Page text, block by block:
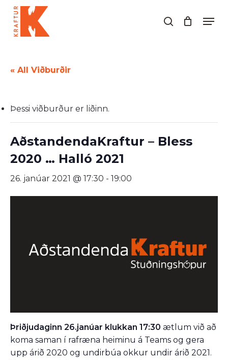
Skip
main
search
« All Viðburðir
Þessi viðburður er liðinn.
AðstandendaKraftur – Bless
2020 … Halló 2021
26. janúar 2021 @ 17:30 - 19:00
Þriðjudaginn 26.janúar klukkan 17:30 ætlum við að
koma saman í rafræna heiminu á Teams og gera
upp árið 2020 og undirbúa okkur undir árið 2021.